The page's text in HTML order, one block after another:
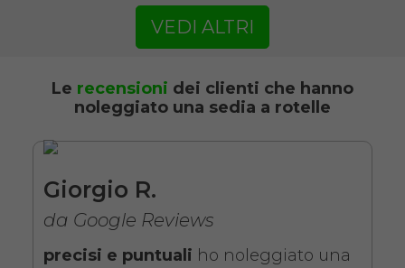
SCHEDA COMPLETA
Noleggio Carrozzina
pieghevole ad autospinta
Seduta 43 cm
VEDI ALTRI
Le recensioni dei clienti che hanno
noleggiato una sedia a rotelle
Giorgio R.
da Google Reviews
precisi e puntuali ho noleggiato una